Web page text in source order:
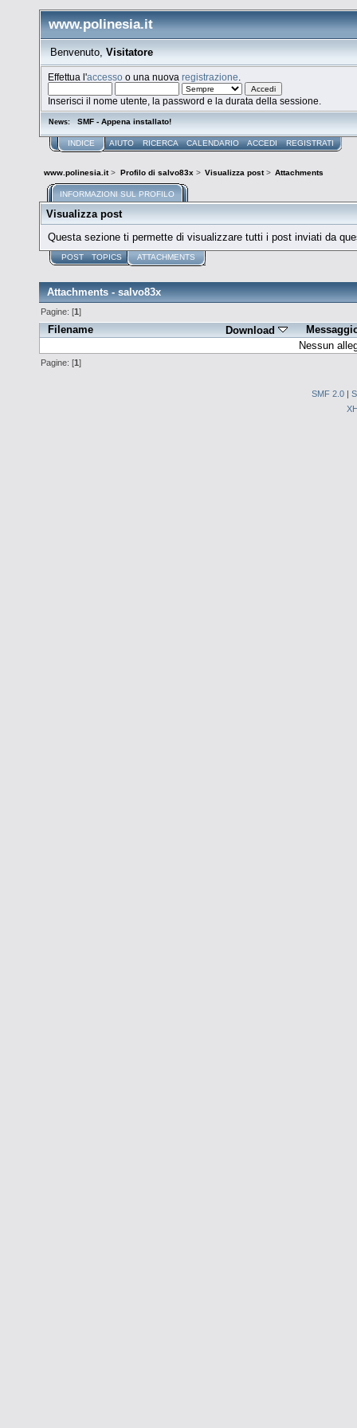
www.polinesia.it
Benvenuto, Visitatore
Effettua l'accesso o una nuovaregistrazione
Inserisci il nome utente, la password e la durata della sessione.
News: SMF - Appena installato!
INDICE AIUTO RICERCA CALENDARIO ACCEDI REGISTRATI
www.polinesia.it> Profilo di salvo83x> Visualizza post> Attachments
INFORMAZIONI SUL PROFILO
Visualizza post
Questa sezione ti permette di visualizzare tutti i post inviati da
POST TOPICS ATTACHMENTS
Attachments - salvo83x
Pagine: [1]
Filename Download
Nessun
Pagine: [1]
SMF 2.0 |